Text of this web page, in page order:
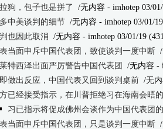
狗，包子也是拼了
/无内容 - imhotep 03/
中美谈判的细节 /无内容 - imhotep 03/01/
也因此取消 /无内容 - imhotep 03/01/19
当面申斥中国代表团，致使谈判一度中断
特西泽出面严厉警告中国代表团
/无内容 -
做出反应，中国代表又回到谈判桌前 /无
已经接受指示，在川普拒绝习在海南会晤
习已指示将促成佛州会谈作为中国代表团
当面申斥中国代表团，只是谈判一度中断